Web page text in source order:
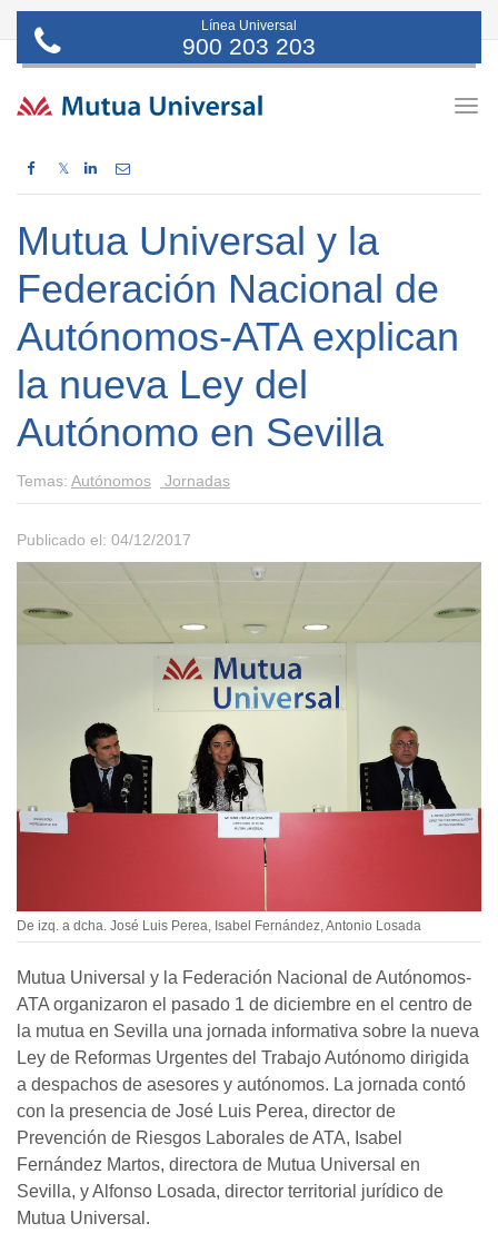
Línea Universal
900 203 203
𝕏
Mutua Universal y la
Federación Nacional de
Autónomos-ATA explican
la nueva Ley del
Autónomo en Sevilla
Temas: Autónomos Jornadas
Publicado el: 04/12/2017
De izq. a dcha. José Luis Perea, Isabel Fernández, Antonio Losada
Mutua Universal y la Federación Nacional de Autónomos-
ATA organizaron el pasado 1 de diciembre en el centro de
la mutua en Sevilla una jornada informativa sobre la nueva
Ley de Reformas Urgentes del Trabajo Autónomo dirigida
a despachos de asesores y autónomos. La jornada contó
con la presencia de José Luis Perea, director de
Prevención de Riesgos Laborales de ATA, Isabel
Fernández Martos, directora de Mutua Universal en
Sevilla, y Alfonso Losada, director territorial jurídico de
Mutua Universal.